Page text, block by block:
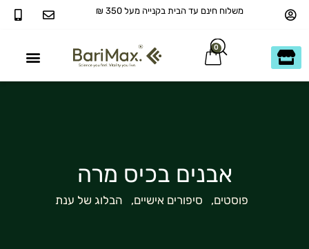
הבית בקנייה מעל 350 ₪
בכיס מרה
אישיים, הבלוג של ענת